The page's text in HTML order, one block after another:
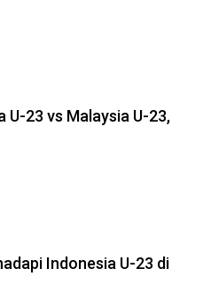
U-23 vs Malaysia U-23,
Indonesia U-23 di